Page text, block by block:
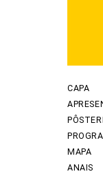
CAPA
MAPA
ANAIS